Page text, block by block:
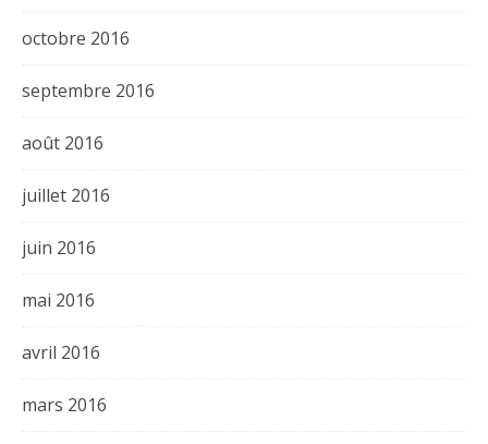
octobre 2016
septembre 2016
août 2016
juillet 2016
juin 2016
mai 2016
avril 2016
mars 2016